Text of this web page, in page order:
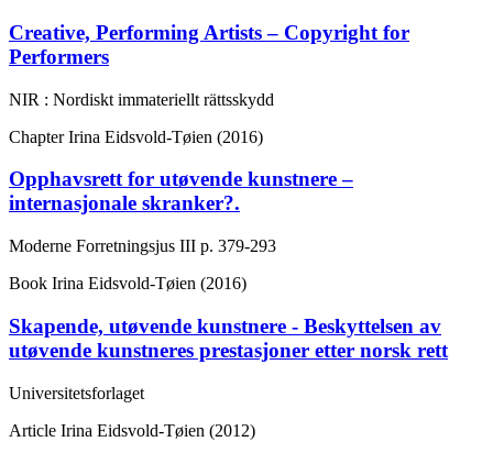
Creative, Performing Artists – Copyright for
Performers
NIR : Nordiskt immateriellt rättsskydd
ChapterIrina Eidsvold-Tøien (2016)
Opphavsrett for utøvende kunstnere –
internasjonale skranker?.
Moderne Forretningsjus III p. 379-293
Book Irina Eidsvold-Tøien (2016)
Skapende, utøvende kunstnere - Beskyttelsen av
utøvende kunstneres prestasjoner etter norsk rett
Universitetsforlaget
Article Irina Eidsvold-Tøien (2012)